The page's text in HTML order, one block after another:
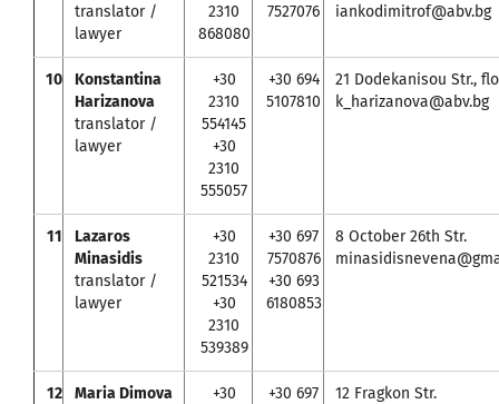
translator /
lawyer
2310
868080
7527076
iankodimitrof@abv.bg
10
Konstantina
Harizanova
translator /
lawyer
+30
2310
554145
+30
2310
555057
+30 694
5107810
21 Dodekanisou Str.,
k_harizanova@abv.bg
11
Lazaros
Minasidis
translator /
lawyer
+30
2310
521534
+30
2310
539389
+30 697
7570876
+30 693
6180853
8 October 26th Str.
12
Maria Dimova
+30
+30 697
12 Fragkon Str.